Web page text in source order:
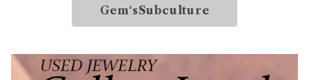
Gem‘sSubculture